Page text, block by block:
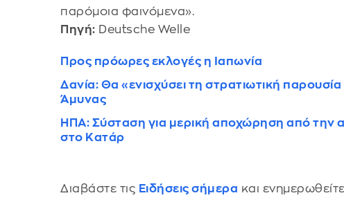
παρόμοια φαινόμενα».
Πηγή: Deutsche Welle
Προς πρόωρες εκλογές η Ιαπωνία
Δανία: Θα «ενισχύσει τη στρατιωτική
Άμυνας
ΗΠΑ: Σύσταση για μερική αποχώρηση από την
στο Κατάρ
Διαβάστε τις Ειδήσεις σήμερα και